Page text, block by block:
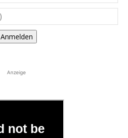
Anmelden
Anzeige